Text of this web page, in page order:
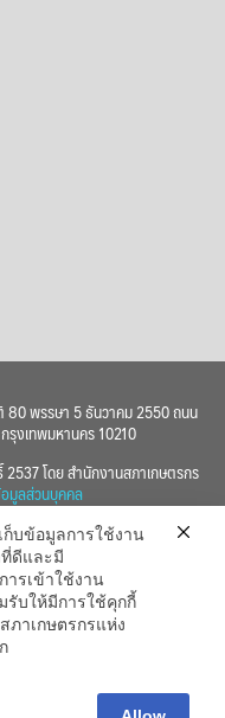
80 พรรษา 5 ธันวาคม 2550 ถนน
งเทพมหานคร 10210
โดย สำนักงานสภาเกษตรกร
มูลส่วนบุคคล
ก็บข้อมูลการใช้งาน
ที่ดีและมี
รเข้าใช้งาน
รับให้มีการใช้คุกกี้
ภาเกษตรกรแห่ง